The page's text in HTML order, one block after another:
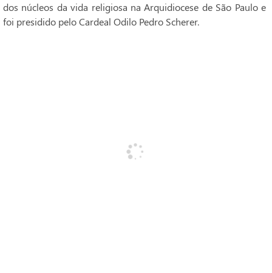
dos núcleos da vida religiosa na Arquidiocese de São Paulo e
foi presidido pelo Cardeal Odilo Pedro Scherer.